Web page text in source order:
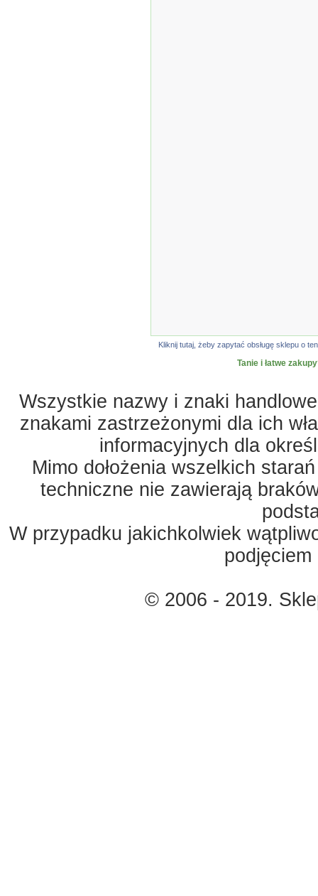
Kliknij tutaj, żeby zapytać obsługę sklepu o
Tanie i łatwe
Wszystkie nazwy i znaki
znakami zastrzeżonymi dla ich
informacyjnych dla
Mimo dołożenia wszelkich
techniczne nie zawierają
W przypadku jakichkolwiek
© 2006 - 2019.